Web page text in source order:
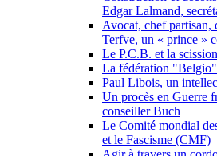
Edgar Lalmand,
Avocat, chef partisan,
Terfve, un « prince »
Le P.C.B. et la
La fédération
Paul Libois, un
Un procès en Guerre
conseiller Buch
Le Comité mondial
et le Fascisme (CMF)